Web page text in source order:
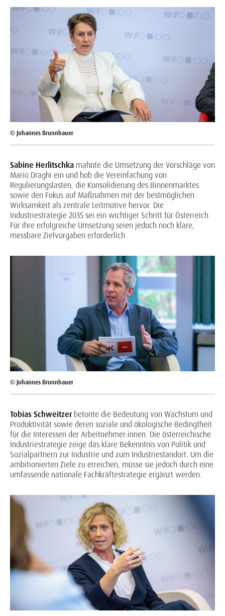
© Johannes Brunnbauer
Sabine Herlitschka mahnte die Umsetzung der Vorschläge von
Mario Draghi ein und hob die Vereinfachung von
Regulierungslasten, die Konsolidierung des Binnenmarktes
sowie den Fokus auf Maßnahmen mit der bestmöglichen
Wirksamkeit als zentrale Leitmotive hervor. Die
Industriestrategie 2035 sei ein wichtiger Schritt für Österreich.
Für ihre erfolgreiche Umsetzung seien jedoch noch klare,
messbare Zielvorgaben erforderlich.
© Johannes Brunnbauer
Tobias Schweitzer betonte die Bedeutung von Wachstum und
Produktivität sowie deren soziale und ökologische Bedingtheit
für die Interessen der Arbeitnehmer:innen. Die österreichische
Industriestrategie zeige das klare Bekenntnis von Politik und
Sozialpartnern zur Industrie und zum Industriestandort. Um die
ambitionierten Ziele zu erreichen, müsse sie jedoch durch eine
umfassende nationale Fachkräftestrategie ergänzt werden.